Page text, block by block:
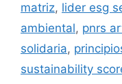
matriz, lider esg
ambiental, pnrs
solidaria,
sustainability